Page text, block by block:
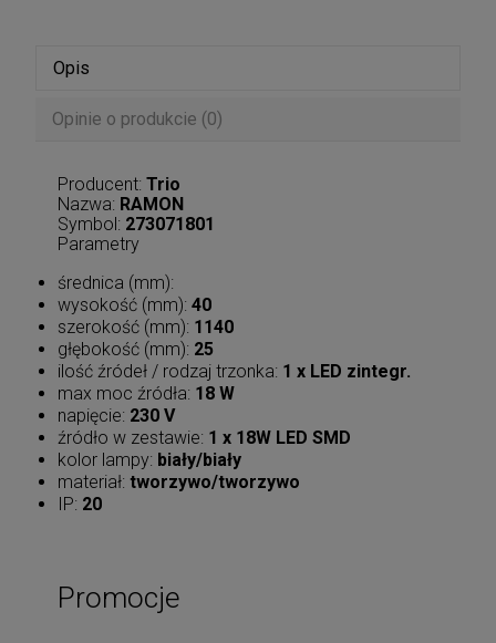
Opis
Opinie o produkcie (0)
Producent: Trio
Nazwa: RAMON
Symbol: 273071801
Parametry
średnica (mm):
wysokość (mm): 40
szerokość (mm): 1140
głębokość (mm): 25
ilość źródeł / rodzaj trzonka: 1 x LED zintegr.
max moc źródła: 18 W
napięcie: 230 V
źródło w zestawie: 1 x 18W LED SMD
kolor lampy: biały/biały
materiał: tworzywo/tworzywo
IP: 20
Promocje